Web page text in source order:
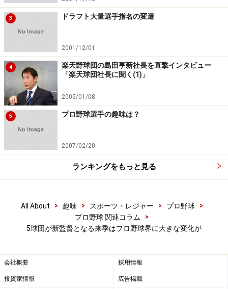
3 ドラフト大量選手指名の変遷
2001/12/01
4
楽天野球団の島田亨新社長を直撃インタビュー
「楽天球団社長に聞く(1)」
2005/01/08
5 プロ野球選手の趣味は？
2007/02/20
ランキングをもっと見る
All About > 趣味 > スポーツ・レジャー > プロ野球
>
プロ野球 関連コラム
>
5球団が新監督となる来季はプロ野球界に大きな変化が
会社概要 採用情報
投資家情報 広告掲載